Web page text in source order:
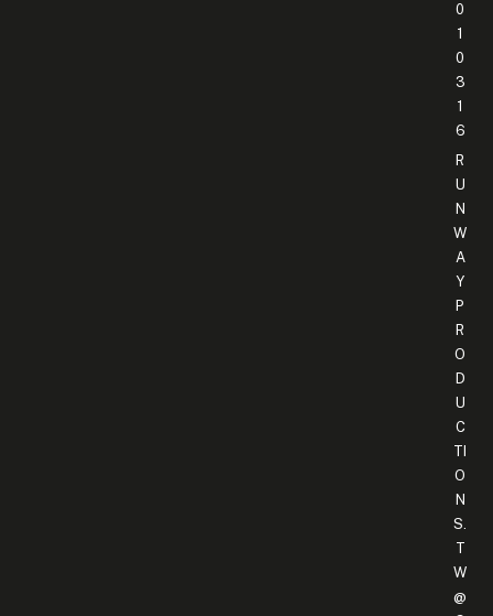
0
1
0
3
1
6
R
U
N
W
A
Y
P
R
O
D
U
C
TI
O
N
S.
T
W
@